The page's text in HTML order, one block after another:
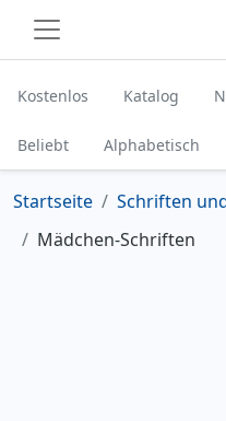
Kostenlos Katalog
Beliebt Alphabetisch
Startseite
Schriften
Mädchen-Schriften